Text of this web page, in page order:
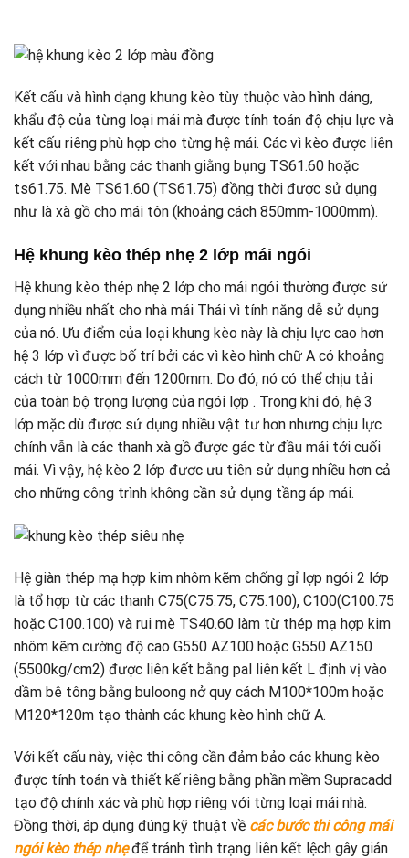
Kết cấu và hình dạng khung kèo tùy thuộc vào hình dáng,
khẩu độ của từng loại mái mà được tính toán độ chịu lực và
kết cấu riêng phù hợp cho từng hệ mái. Các vì kèo được liên
kết với nhau bằng các thanh giằng bụng TS61.60 hoặc
ts61.75. Mè TS61.60 (TS61.75) đồng thời được sử dụng
như là xà gồ cho mái tôn (khoảng cách 850mm-1000mm).
Hệ khung kèo thép nhẹ 2 lớp mái ngói
Hệ khung kèo thép nhẹ 2 lớp cho mái ngói thường được sử
dụng nhiều nhất cho nhà mái Thái vì tính năng dễ sử dụng
của nó. Ưu điểm của loại khung kèo này là chịu lực cao hơn
hệ 3 lớp vì được bố trí bởi các vì kèo hình chữ A có khoảng
cách từ 1000mm đến 1200mm. Do đó, nó có thể chịu tải
của toàn bộ trọng lượng của ngói lợp . Trong khi đó, hệ 3
lớp mặc dù được sử dụng nhiều vật tư hơn nhưng chịu lực
chính vẫn là các thanh xà gồ được gác từ đầu mái tới cuối
mái. Vì vậy, hệ kèo 2 lớp đươc ưu tiên sử dụng nhiều hơn cả
cho những công trình không cần sử dụng tầng áp mái.
Hệ giàn thép mạ hợp kim nhôm kẽm chống gỉ lợp ngói 2 lớp
là tổ hợp từ các thanh C75(C75.75, C75.100), C100(C100.75
hoặc C100.100) và rui mè TS40.60 làm từ thép mạ hợp kim
nhôm kẽm cường độ cao G550 AZ100 hoặc G550 AZ150
(5500kg/cm2) được liên kết bằng pal liên kết L định vị vào
dầm bê tông bằng buloong nở quy cách M100*100m hoặc
M120*120m tạo thành các khung kèo hình chữ A.
Với kết cấu này, việc thi công cần đảm bảo các khung kèo
được tính toán và thiết kế riêng bằng phần mềm Supracadd
tạo độ chính xác và phù hợp riêng với từng loại mái nhà.
Đồng thời, áp dụng đúng kỹ thuật về các bước thi công mái
ngói kèo thép nhẹđể tránh tình trạng liên kết lệch gây gián